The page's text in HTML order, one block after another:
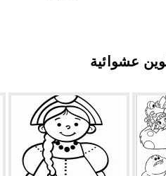
عشوائية